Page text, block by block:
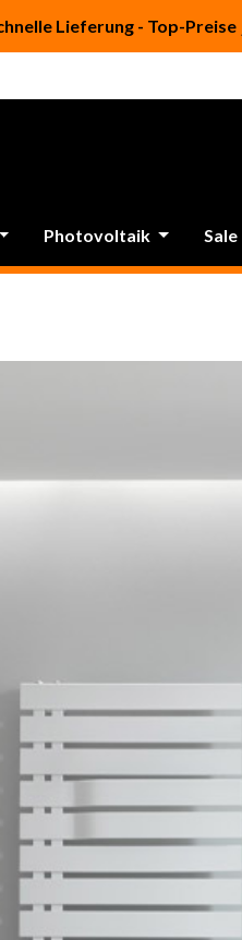
Lieferung - Top-Preise
Photovoltaik Sale